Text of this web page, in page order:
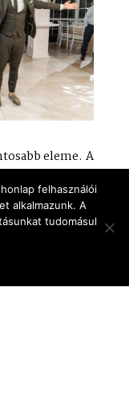
eleme. A
rátok.
szimbolizálja a
az első
dallam, amit
vagy sokszor
felhasználói
alkalmazunk. A
tudomásul